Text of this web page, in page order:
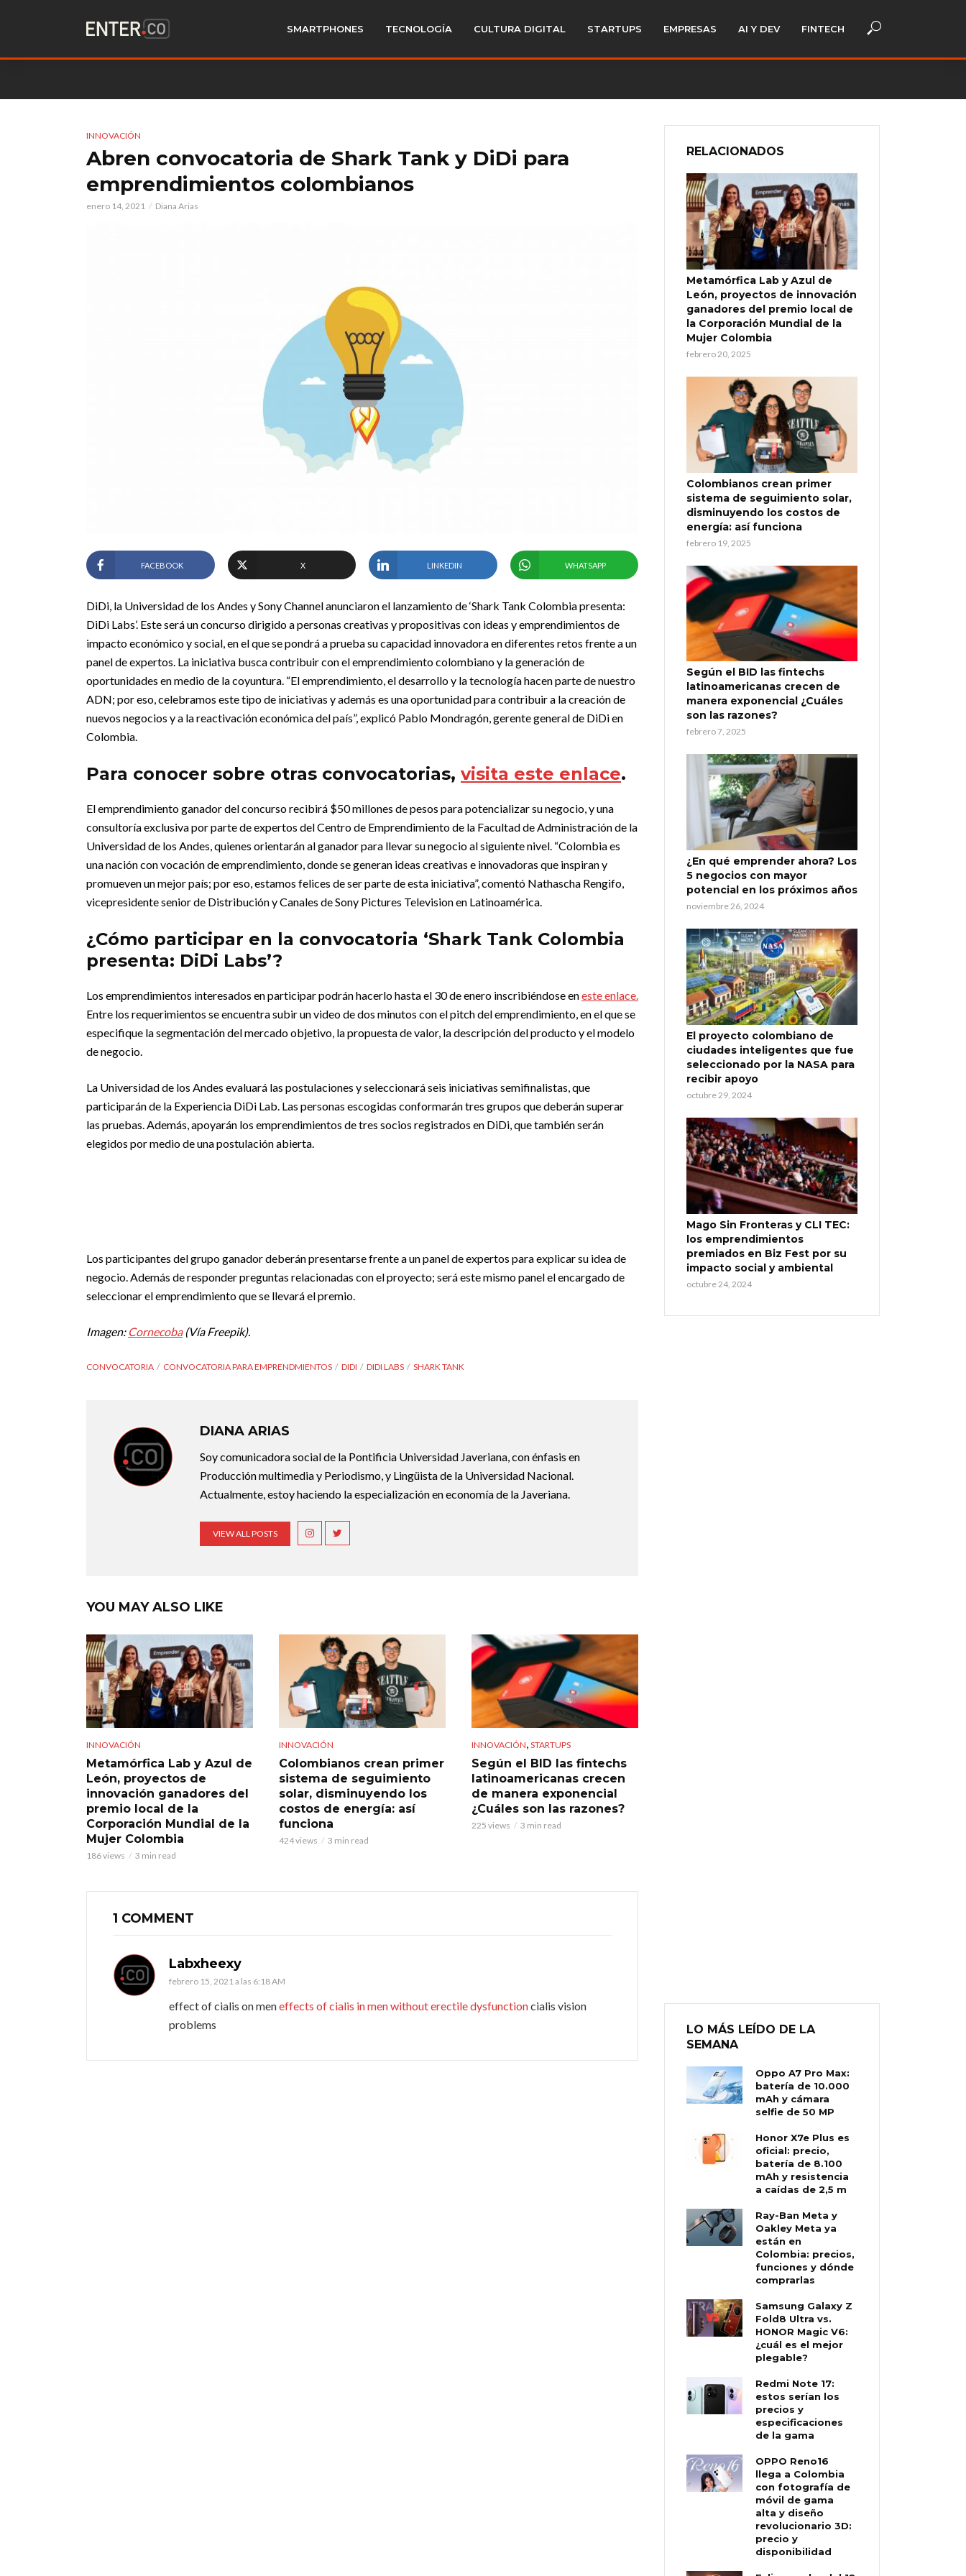
SMARTPHONES TECNOLOGÍA CULTURA DIGITAL STARTUPS EMPRESAS AI Y DEV FINTECH
INNOVACIÓN
Abren convocatoria de Shark Tank y DiDi para
emprendimientos colombianos
enero 14, 2021 Diana Arias
FACEBOOK X LINKEDIN WHATSAPP
DiDi, la Universidad de los Andes y Sony Channel anunciaron el lanzamiento de ‘Shark Tank Colombia presenta:
DiDi Labs’. Este será un concurso dirigido a personas creativas y propositivas con ideas y emprendimientos de
impacto económico y social, en el que se pondrá a prueba su capacidad innovadora en diferentes retos frente a un
panel de expertos. La iniciativa busca contribuir con el emprendimiento colombiano y la generación de
oportunidades en medio de la coyuntura. “El emprendimiento, el desarrollo y la tecnología hacen parte de nuestro
ADN; por eso, celebramos este tipo de iniciativas y además es una oportunidad para contribuir a la creación de
nuevos negocios y a la reactivación económica del país”, explicó Pablo Mondragón, gerente general de DiDi en
Colombia.
Para conocer sobre otras convocatorias, visita este enlace.
El emprendimiento ganador del concurso recibirá $50 millones de pesos para potencializar su negocio, y una
consultoría exclusiva por parte de expertos del Centro de Emprendimiento de la Facultad de Administración de la
Universidad de los Andes, quienes orientarán al ganador para llevar su negocio al siguiente nivel. “Colombia es
una nación con vocación de emprendimiento, donde se generan ideas creativas e innovadoras que inspiran y
promueven un mejor país; por eso, estamos felices de ser parte de esta iniciativa”, comentó Nathascha Rengifo,
vicepresidente senior de Distribución y Canales de Sony Pictures Television en Latinoamérica.
¿Cómo participar en la convocatoria ‘Shark Tank Colombia
presenta: DiDi Labs’?
Los emprendimientos interesados en participar podrán hacerlo hasta el 30 de enero inscribiéndose eneste enlace.
Entre los requerimientos se encuentra subir un video de dos minutos con el pitch del emprendimiento, en el que se
especifique la segmentación del mercado objetivo, la propuesta de valor, la descripción del producto y el modelo
de negocio.
La Universidad de los Andes evaluará las postulaciones y seleccionará seis iniciativas semifinalistas, que
participarán de la Experiencia DiDi Lab. Las personas escogidas conformarán tres grupos que deberán superar
las pruebas. Además, apoyarán los emprendimientos de tres socios registrados en DiDi, que también serán
elegidos por medio de una postulación abierta.
Los participantes del grupo ganador deberán presentarse frente a un panel de expertos para explicar su idea de
negocio. Además de responder preguntas relacionadas con el proyecto; será este mismo panel el encargado de
seleccionar el emprendimiento que se llevará el premio.
Imagen: Cornecoba(Vía Freepik).
CONVOCATORIA CONVOCATORIA PARA EMPRENDMIENTOS DIDI DIDI LABS SHARK TANK
DIANA ARIAS
Soy comunicadora social de la Pontificia Universidad Javeriana, con énfasis en
Producción multimedia y Periodismo, y Lingüista de la Universidad Nacional.
Actualmente, estoy haciendo la especialización en economía de la Javeriana.
VIEW ALL POSTS
YOU MAY ALSO LIKE
INNOVACIÓN
Metamórfica Lab y Azul de
León, proyectos de
innovación ganadores del
premio local de la
Corporación Mundial de la
Mujer Colombia
186 views 3 min read
INNOVACIÓN
Colombianos crean primer
sistema de seguimiento
solar, disminuyendo los
costos de energía: así
funciona
424 views 3 min read
INNOVACIÓN, STARTUPS
Según el BID las fintechs
latinoamericanas crecen
de manera exponencial
¿Cuáles son las razones?
225 views 3 min read
1 COMMENT
Labxheexy
febrero 15, 2021 a las 6:18 AM
effect of cialis on meneffects of cialis in men without erectile dysfunctioncialis vision
problems
RELACIONADOS
Metamórfica Lab y Azul de
León, proyectos de innovación
ganadores del premio local de
la Corporación Mundial de la
Mujer Colombia
febrero 20, 2025
Colombianos crean primer
sistema de seguimiento solar,
disminuyendo los costos de
energía: así funciona
febrero 19, 2025
Según el BID las fintechs
latinoamericanas crecen de
manera exponencial ¿Cuáles
son las razones?
febrero 7, 2025
¿En qué emprender ahora? Los
5 negocios con mayor
potencial en los próximos años
noviembre 26, 2024
El proyecto colombiano de
ciudades inteligentes que fue
seleccionado por la NASA para
recibir apoyo
octubre 29, 2024
Mago Sin Fronteras y CLI TEC:
los emprendimientos
premiados en Biz Fest por su
impacto social y ambiental
octubre 24, 2024
LO MÁS LEÍDO DE LA
SEMANA
Oppo A7 Pro Max:
batería de 10.000
mAh y cámara
selfie de 50 MP
Honor X7e Plus es
oficial: precio,
batería de 8.100
mAh y resistencia
a caídas de 2,5 m
Ray-Ban Meta y
Oakley Meta ya
están en
Colombia: precios,
funciones y dónde
comprarlas
Samsung Galaxy Z
Fold8 Ultra vs.
HONOR Magic V6:
¿cuál es el mejor
plegable?
Redmi Note 17:
estos serían los
precios y
especificaciones
de la gama
OPPO Reno16
llega a Colombia
con fotografía de
móvil de gama
alta y diseño
revolucionario 3D:
precio y
disponibilidad